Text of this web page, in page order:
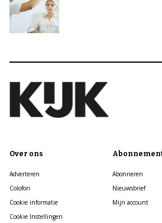
Over ons
Adverteren
Colofon
Cookie informatie
Cookie Instellingen
Abonneren
Nieuwsbrief
Mijn account